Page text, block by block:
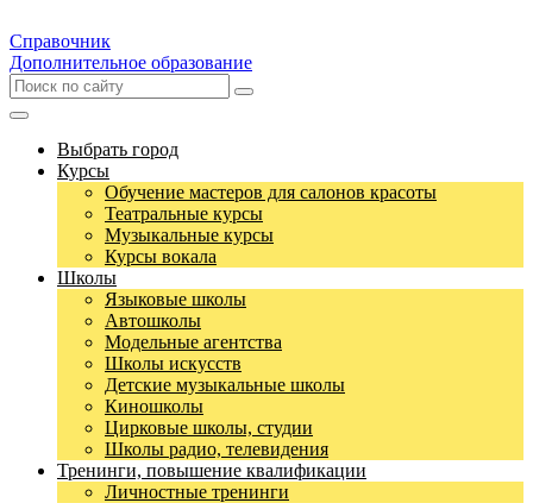
Справочник
Дополнительное образование
Выбрать город
Курсы
Обучение мастеров для салонов красоты
Театральные курсы
Музыкальные курсы
Курсы вокала
Школы
Языковые школы
Автошколы
Модельные агентства
Школы искусств
Детские музыкальные школы
Киношколы
Цирковые школы, студии
Школы радио, телевидения
Тренинги, повышение квалификации
Личностные тренинги